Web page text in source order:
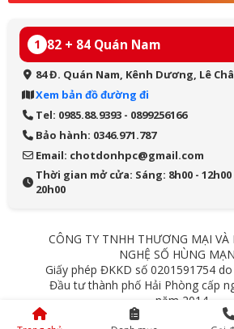
1 82 + 84 Quán Nam
84 Đ. Quán Nam, Kênh Dương, Lê
Xem bản đồ đường đi
Tel: 0985.88.9393 - 0899256166
Bảo hành: 0346.971.787
Email: chotdonhpc@gmail.com
Thời gian mở cửa: Sáng: 8h00 -
20h00
CÔNG TY TNHH THƯƠNG MẠI VÀ
NGHỆ SỐ HÙNG
Giấy phép ĐKKD số 0201591754
Đầu tư thành phố Hải Phòng cấp
năm 2014
84 Quán Nam - Lê Chân -